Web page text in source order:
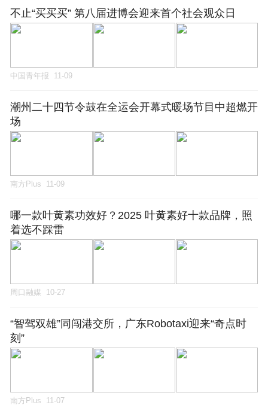
不止“买买买” 第八届进博会迎来首个社会观众日
中国青年报 11-09
潮州二十四节令鼓在全运会开幕式暖场节目中超燃开
场
南方Plus 11-09
哪一款叶黄素功效好？2025 叶黄素好十款品牌，照
着选不踩雷
周口融媒 10-27
“智驾双雄”同闯港交所，广东Robotaxi迎来“奇点时
刻”
南方Plus 11-07